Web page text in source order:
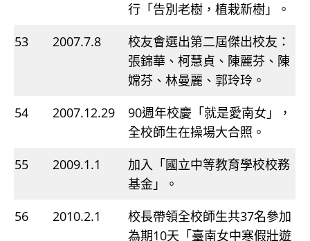
行「告別老樹，植栽新樹」。
53
2007.7.8
校友會選出第二屆傑出校友：
張錦華、柯慧貞、陳麗芬、陳
嫦芬、林曼麗、郭玲玲。
54
2007.12.29
90週年校慶「就是愛南女」，
全校師生在操場大合照。
55
2009.1.1
加入「國立中等教育學校校務
基金」。
56
2010.2.1
校長帶領全校師生共37名參加
為期10天「臺南女中寒假壯遊